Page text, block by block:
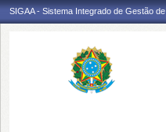
SIGAA - Sistema Integrado de Gestão